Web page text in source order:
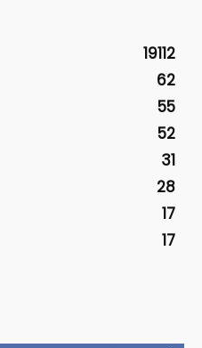
19112
62
55
52
31
28
17
17